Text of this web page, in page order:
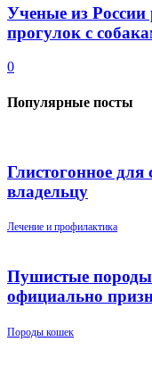
Ученые из России
прогулок с
0
Популярные посты
Глистогонное для
владельцу
Лечение и профилактика
Пушистые породы
официально
Породы кошек